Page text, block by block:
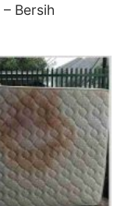
Bersih